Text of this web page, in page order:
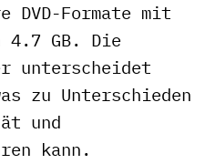
DVD-Formate mit
4.7 GB. Die
unterscheidet
zu Unterschieden
und
kann.